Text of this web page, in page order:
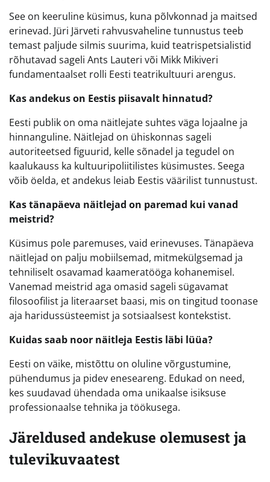
See on keeruline küsimus, kuna põlvkonnad ja maitsed
erinevad. Jüri Järveti rahvusvaheline tunnustus teeb
temast paljude silmis suurima, kuid teatrispetsialistid
rõhutavad sageli Ants Lauteri või Mikk Mikiveri
fundamentaalset rolli Eesti teatrikultuuri arengus.
Kas andekus on Eestis piisavalt hinnatud?
Eesti publik on oma näitlejate suhtes väga lojaalne ja
hinnanguline. Näitlejad on ühiskonnas sageli
autoriteetsed figuurid, kelle sõnadel ja tegudel on
kaalukauss ka kultuuripoliitilistes küsimustes. Seega
võib öelda, et andekus leiab Eestis väärilist tunnustust.
Kas tänapäeva näitlejad on paremad kui vanad
meistrid?
Küsimus pole paremuses, vaid erinevuses. Tänapäeva
näitlejad on palju mobiilsemad, mitmekülgsemad ja
tehniliselt osavamad kaameratööga kohanemisel.
Vanemad meistrid aga omasid sageli sügavamat
filosoofilist ja literaarset baasi, mis on tingitud toonase
aja haridussüsteemist ja sotsiaalsest kontekstist.
Kuidas saab noor näitleja Eestis läbi lüüa?
Eesti on väike, mistõttu on oluline võrgustumine,
pühendumus ja pidev eneseareng. Edukad on need,
kes suudavad ühendada oma unikaalse isiksuse
professionaalse tehnika ja töökusega.
Järeldused andekuse olemusest ja
tulevikuvaatest